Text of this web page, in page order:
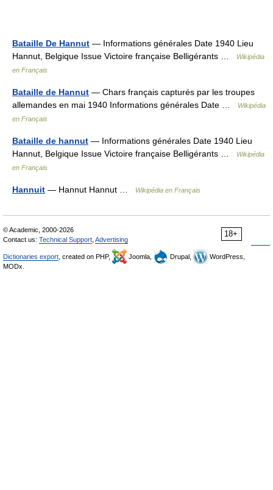
Bataille De Hannut — Informations générales Date 1940 Lieu
Hannut, Belgique Issue Victoire française Belligérants …
Wikipédia
en Français
Bataille de Hannut — Chars français capturés par les troupes
allemandes en mai 1940 Informations générales Date …
Wikipédia
en Français
Bataille de hannut — Informations générales Date 1940 Lieu
Hannut, Belgique Issue Victoire française Belligérants …
Wikipédia
en Français
Hannuit — Hannut Hannut … Wikipédia en Français
18+
© Academic, 2000-2026
Contact us: Technical Support Advertising
Dictionaries export , created on PHP, Joomla, Drupal,
WordPress,
MODx.